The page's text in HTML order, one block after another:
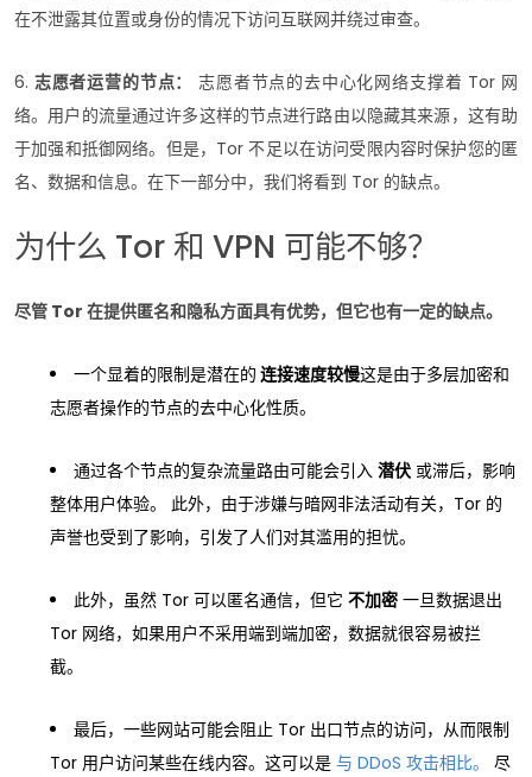
在不泄露其位置或身份的情况下访问互联网并绕过审查。
6. 志愿者运营的节点：
志愿者节点的去中心化网络支撑着 Tor 网
络。用户的流量通过许多这样的节点进行路由以隐藏其来源，这有助
于加强和抵御网络。但是，Tor 不足以在访问受限内容时保护您的匿
名、数据和信息。在下一部分中，我们将看到 Tor 的缺点。
为什么 Tor 和 VPN 可能不够？
尽管 Tor 在提供匿名和隐私方面具有优势，但它也有一定的缺点。
一个显着的限制是潜在的 连接速度较慢这是由于多层加密和
志愿者操作的节点的去中心化性质。
通过各个节点的复杂流量路由可能会引入 潜伏 或滞后，影响
整体用户体验。 此外，由于涉嫌与暗网非法活动有关，Tor 的
声誉也受到了影响，引发了人们对其滥用的担忧。
此外，虽然 Tor 可以匿名通信，但它 不加密 一旦数据退出
Tor 网络，如果用户不采用端到端加密，数据就很容易被拦
截。
最后，一些网站可能会阻止 Tor 出口节点的访问，从而限制
Tor 用户访问某些在线内容。这可以是 与 DDoS 攻击相比。 尽